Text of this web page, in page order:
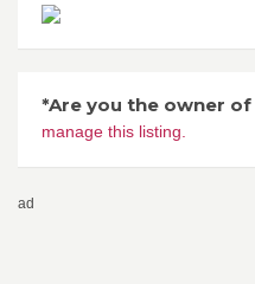
*Are you the owner of
manage this listing.
ad